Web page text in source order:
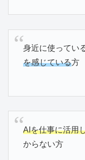
身近に使ってい
を感じている方
AIを仕事に活用
からない方